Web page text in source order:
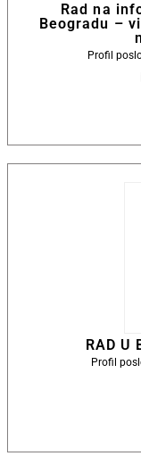
Rad na
Beogradu –
Profil
RAD U
Profil